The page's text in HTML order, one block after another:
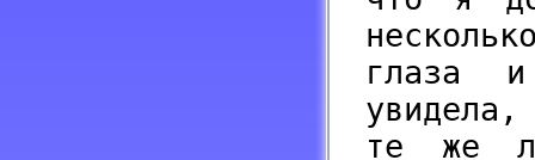
глаза
те же